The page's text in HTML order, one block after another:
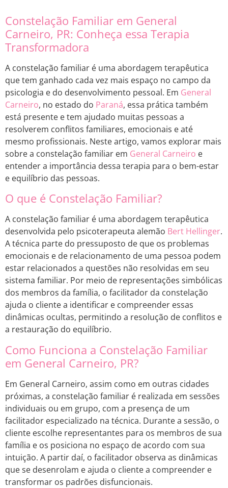
Constelação Familiar em General
Carneiro, PR: Conheça essa Terapia
Transformadora
A constelação familiar é uma abordagem terapêutica
que tem ganhado cada vez mais espaço no campo da
psicologia e do desenvolvimento pessoal. Em General
Carneiro, no estado do Paraná, essa prática também
está presente e tem ajudado muitas pessoas a
resolverem conflitos familiares, emocionais e até
mesmo profissionais. Neste artigo, vamos explorar mais
sobre a constelação familiar em General Carneiro e
entender a importância dessa terapia para o bem-estar
e equilíbrio das pessoas.
O que é Constelação Familiar?
A constelação familiar é uma abordagem terapêutica
desenvolvida pelo psicoterapeuta alemão Bert Hellinger.
A técnica parte do pressuposto de que os problemas
emocionais e de relacionamento de uma pessoa podem
estar relacionados a questões não resolvidas em seu
sistema familiar. Por meio de representações simbólicas
dos membros da família, o facilitador da constelação
ajuda o cliente a identificar e compreender essas
dinâmicas ocultas, permitindo a resolução de conflitos e
a restauração do equilíbrio.
Como Funciona a Constelação Familiar
em General Carneiro, PR?
Em General Carneiro, assim como em outras cidades
próximas, a constelação familiar é realizada em sessões
individuais ou em grupo, com a presença de um
facilitador especializado na técnica. Durante a sessão, o
cliente escolhe representantes para os membros de sua
família e os posiciona no espaço de acordo com sua
intuição. A partir daí, o facilitador observa as dinâmicas
que se desenrolam e ajuda o cliente a compreender e
transformar os padrões disfuncionais.